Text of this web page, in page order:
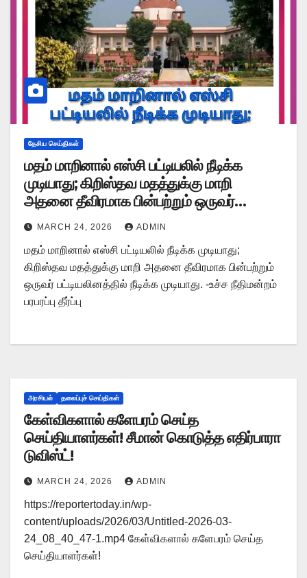
தேசிய செய்திகள்
மதம் மாறினால் எஸ்சி பட்டியலில் நீடிக்க
முடியாது; கிறிஸ்தவ மதத்துக்கு மாறி
அதனை தீவிரமாக பின்பற்றும் ஒருவர்
பட்டியலினத்தில் நீடிக்க முடியாது -உச்ச
நீதிமன்றம் பரபரப்பு தீர்ப்பு
MARCH 24, 2026 ADMIN
மதம் மாறினால் எஸ்சி பட்டியலில் நீடிக்க முடியாது;
கிறிஸ்தவ மதத்துக்கு மாறி அதனை தீவிரமாக பின்பற்றும்
ஒருவர் பட்டியலினத்தில் நீடிக்க முடியாது. -உச்ச நீதிமன்றம்
பரபரப்பு தீர்ப்பு
அரசியல் தலைப்புச் செய்திகள்
கேள்விகளால் களேபரம் செய்த
செய்தியாளர்கள்! சீமான் கொடுத்த எதிர்பாரா
டுவிஸ்ட்!
MARCH 24, 2026 ADMIN
https://reportertoday.in/wp-
content/uploads/2026/03/Untitled-2026-03-
24_08_40_47-1.mp4 கேள்விகளால் களேபரம் செய்த
செய்தியாளர்கள்!